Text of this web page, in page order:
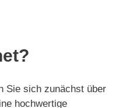
Sie sich zunächst über
hochwertige